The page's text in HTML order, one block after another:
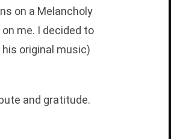
on a Melancholy
me. I decided to
original music)
and gratitude.